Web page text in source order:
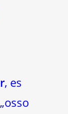
, es